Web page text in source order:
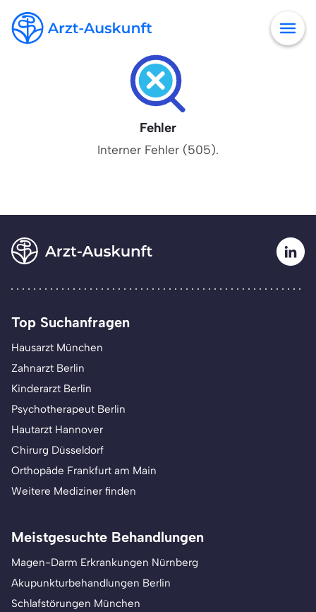
Fehler
Interner Fehler (505).
Top Suchanfragen
Hausarzt München
Zahnarzt Berlin
Kinderarzt Berlin
Psychotherapeut Berlin
Hautarzt Hannover
Chirurg Düsseldorf
Orthopäde Frankfurt am Main
Weitere Mediziner finden
Meistgesuchte Behandlungen
Magen-Darm Erkrankungen Nürnberg
Akupunkturbehandlungen Berlin
Schlafstörungen München